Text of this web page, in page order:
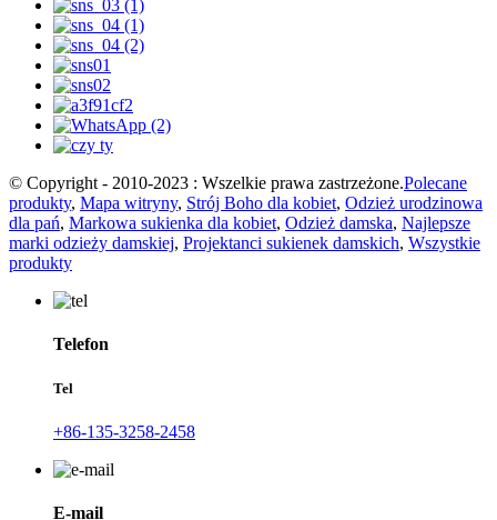
© Copyright - 2010-2023 : Wszelkie prawa zastrzeżone.Polecane
produkty, Mapa witryny, Strój Boho dla kobiet, Odzież urodzinowa
dla pań, Markowa sukienka dla kobiet, Odzież damska, Najlepsze
marki odzieży damskiej, Projektanci sukienek damskich, Wszystkie
produkty
Telefon
Tel
+86-135-3258-2458
E-mail